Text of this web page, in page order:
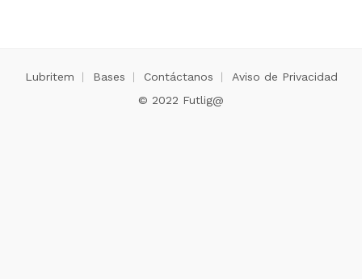
Lubritem Bases Contáctanos
Aviso de Privacidad
© 2022 Futlig@